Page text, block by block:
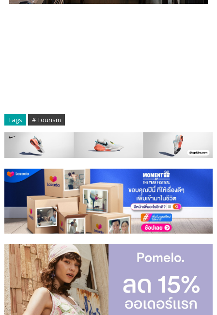
Tags # Tourism